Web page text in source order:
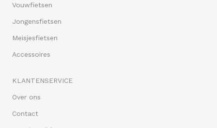
Vouwfietsen
Jongensfietsen
Meisjesfietsen
Accessoires
KLANTENSERVICE
Over ons
Contact